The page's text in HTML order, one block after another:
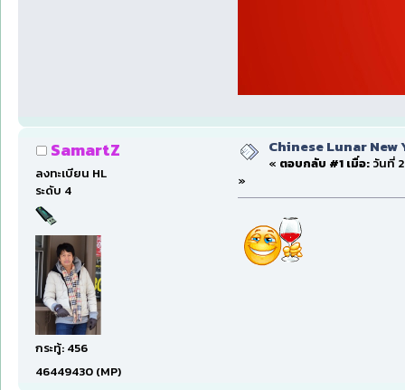
SamartZ
ลงทะเบียน HL
ระดับ 4
กระทู้: 456
46449430 (MP)
Chinese Lunar New
« ตอบกลับ #1 เมื่อ:วันที่
»